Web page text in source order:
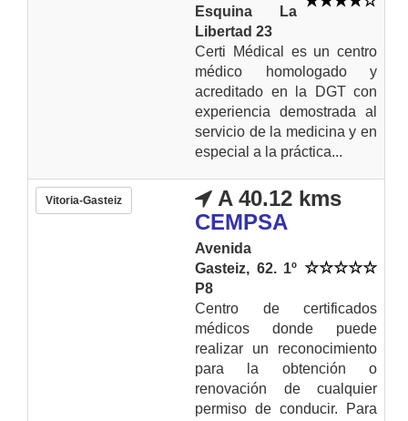
Esquina La
Libertad 23
Certi Médical es un centro
médico homologado y
acreditado en la DGT con
experiencia demostrada al
servicio de la medicina y en
especial a la práctica...
Vitoria-Gasteiz
A 40.12 kms
CEMPSA
Avenida
Gasteiz, 62. 1º
P8
Centro de certificados
médicos donde puede
realizar un reconocimiento
para la obtención o
renovación de cualquier
permiso de conducir. Para